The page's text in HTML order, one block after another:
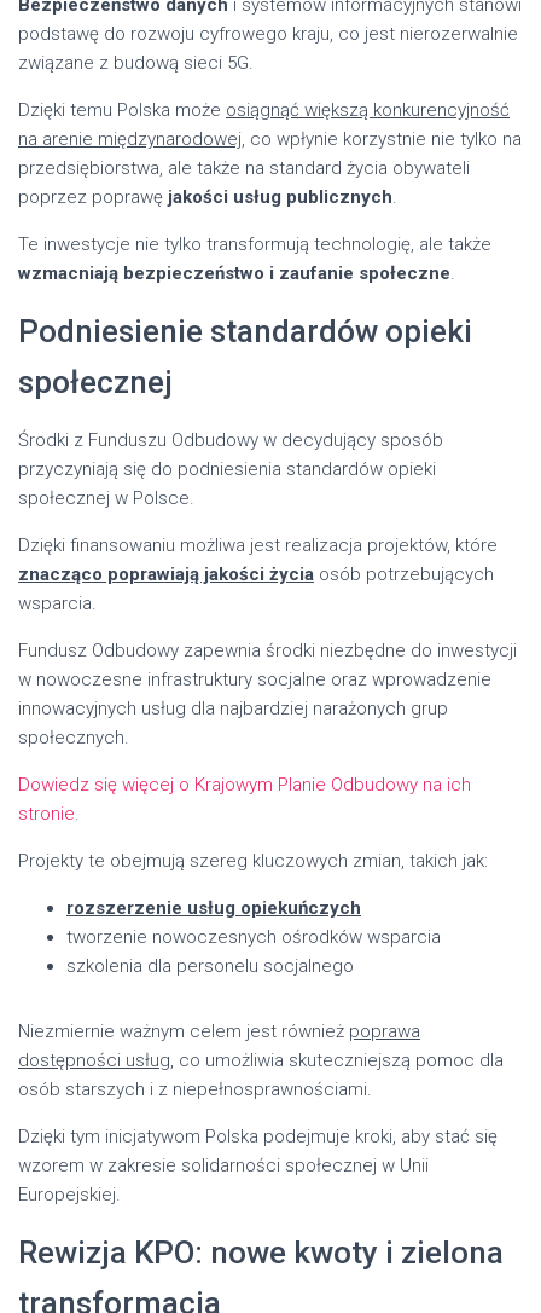
Bezpieczeństwo danych i systemów informacyjnych stanowi
podstawę do rozwoju cyfrowego kraju, co jest nierozerwalnie
związane z budową sieci 5G.
Dzięki temu Polska może osiągnąć większą konkurencyjność
na arenie międzynarodowej, co wpłynie korzystnie nie tylko na
przedsiębiorstwa, ale także na standard życia obywateli
poprzez poprawę jakości usług publicznych.
Te inwestycje nie tylko transformują technologię, ale także
wzmacniają bezpieczeństwo i zaufanie społeczne.
Podniesienie standardów opieki
społecznej
Środki z Funduszu Odbudowy w decydujący sposób
przyczyniają się do podniesienia standardów opieki
społecznej w Polsce.
Dzięki finansowaniu możliwa jest realizacja projektów, które
znacząco poprawiają jakości życia osób potrzebujących
wsparcia.
Fundusz Odbudowy zapewnia środki niezbędne do inwestycji
w nowoczesne infrastruktury socjalne oraz wprowadzenie
innowacyjnych usług dla najbardziej narażonych grup
społecznych.
Dowiedz się więcej o Krajowym Planie Odbudowy na ich
stronie.
Projekty te obejmują szereg kluczowych zmian, takich jak:
rozszerzenie usług opiekuńczych
tworzenie nowoczesnych ośrodków wsparcia
szkolenia dla personelu socjalnego
Niezmiernie ważnym celem jest również poprawa
dostępności usług, co umożliwia skuteczniejszą pomoc dla
osób starszych i z niepełnosprawnościami.
Dzięki tym inicjatywom Polska podejmuje kroki, aby stać się
wzorem w zakresie solidarności społecznej w Unii
Europejskiej.
Rewizja KPO: nowe kwoty i zielona
transformacja